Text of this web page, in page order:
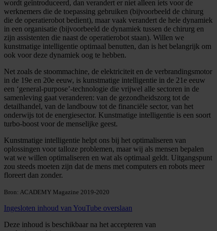
wordt geïntroduceerd, dan verandert er niet alleen iets voor de
werknemers die de toepassing gebruiken (bijvoorbeeld de chirurg
die de operatierobot bedient), maar vaak verandert de hele dynamiek
in een organisatie (bijvoorbeeld de dynamiek tussen de chirurg en
zijn assistenten die naast de operatierobot staan). Willen we
kunstmatige intelligentie optimaal benutten, dan is het belangrijk om
ook voor deze dynamiek oog te hebben.
Net zoals de stoommachine, de elektriciteit en de verbrandingsmotor
in de 19e en 20e eeuw, is kunstmatige intelligentie in de 21e eeuw
een ‘general-purpose’-technologie die vrijwel alle sectoren in de
samenleving gaat veranderen: van de gezondheidszorg tot de
detailhandel, van de landbouw tot de financiële sector, van het
onderwijs tot de energiesector. Kunstmatige intelligentie is een soort
turbo-boost voor de menselijke geest.
Kunstmatige intelligentie helpt ons bij het optimaliseren van
oplossingen voor talloze problemen, maar wij als mensen bepalen
wat we willen optimaliseren en wat als optimaal geldt. Uitgangspunt
zou steeds moeten zijn dat de mens met computers en robots meer
floreert dan zonder.
Bron: ACADEMY Magazine 2019-2020
Ingesloten inhoud van YouTube overslaan
Deze inhoud is beschikbaar na het accepteren van